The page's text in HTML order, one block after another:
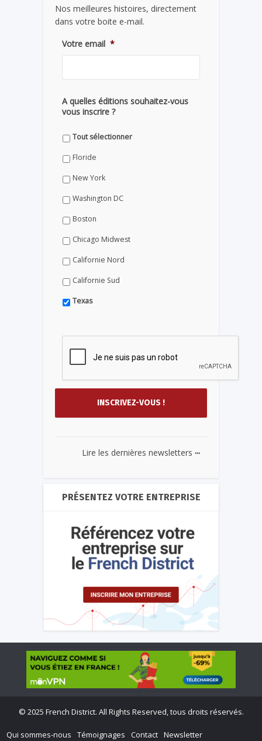
Nos meilleures histoires, directement
dans votre boite e-mail.
Votre email *
A quelles éditions souhaitez-vous
vous inscrire ?
Tout sélectionner
Floride
New York
Washington DC
Boston
Chicago Midwest
Californie Nord
Californie Sud
Texas
Lire les dernières newsletters ...
PRÉSENTEZ VOTRE ENTREPRISE
© 2025 French District. All Rights Reserved, tous droits réservés.
Qui sommes-nous Témoignages Contact Newsletter